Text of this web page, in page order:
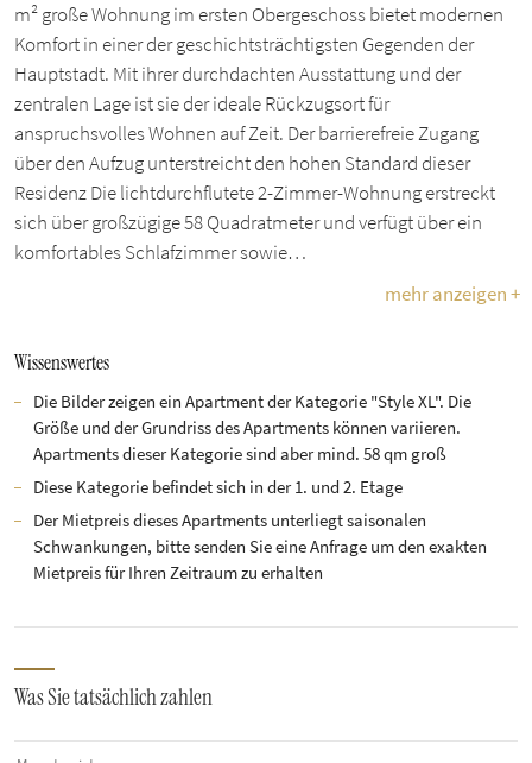
m² große Wohnung im ersten Obergeschoss bietet modernen
Komfort in einer der geschichtsträchtigsten Gegenden der
Hauptstadt. Mit ihrer durchdachten Ausstattung und der
zentralen Lage ist sie der ideale Rückzugsort für
anspruchsvolles Wohnen auf Zeit. Der barrierefreie Zugang
über den Aufzug unterstreicht den hohen Standard dieser
Residenz Die lichtdurchflutete 2-Zimmer-Wohnung erstreckt
sich über großzügige 58 Quadratmeter und verfügt über ein
komfortables Schlafzimmer sowie…
mehr anzeigen +
Wissenswertes
Die Bilder zeigen ein Apartment der Kategorie "Style XL". Die
Größe und der Grundriss des Apartments können variieren.
Apartments dieser Kategorie sind aber mind. 58 qm groß
Diese Kategorie befindet sich in der 1. und 2. Etage
Der Mietpreis dieses Apartments unterliegt saisonalen
Schwankungen, bitte senden Sie eine Anfrage um den exakten
Mietpreis für Ihren Zeitraum zu erhalten
Was Sie tatsächlich zahlen